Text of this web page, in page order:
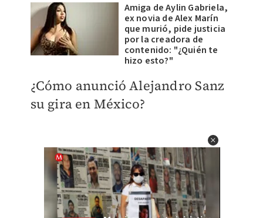
Amiga de Aylin Gabriela,
ex novia de Alex Marín
que murió, pide justicia
por la creadora de
contenido: "¿Quién te
hizo esto?"
¿Cómo anunció Alejandro Sanz
su gira en México?